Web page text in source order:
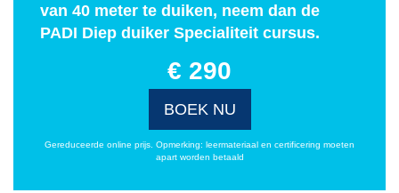
van 40 meter te duiken, neem dan de
PADI Diep duiker Specialiteit cursus.
€ 290
BOEK NU
Gereduceerde online prijs. Opmerking: leermateriaal en certificering moeten
apart worden betaald